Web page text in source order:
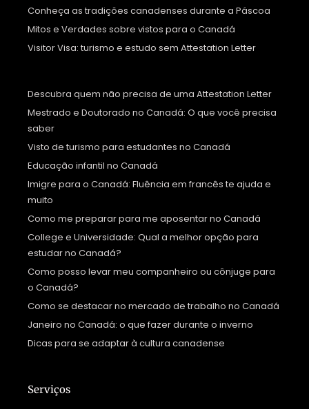
Conheça as tradições canadenses durante a Páscoa
Mitos e Verdades sobre vistos para o Canadá
Visitor Visa: turismo e estudo sem Attestation Letter
Descubra quem não precisa de uma Attestation Letter
Mestrado e Doutorado no Canadá: O que você precisa
saber
Visto de turismo para estudantes no Canadá
Educação infantil no Canadá
Imigre para o Canadá: Fluência em francês te ajuda e
muito
Como me preparar para me aposentar no Canadá
College e Universidade: Qual a melhor opção para
estudar no Canadá?
Como posso levar meu companheiro ou cônjuge para
o Canadá?
Como se destacar no mercado de trabalho no Canadá
Janeiro no Canadá: o que fazer durante o inverno
Dicas para se adaptar à cultura canadense
Serviços